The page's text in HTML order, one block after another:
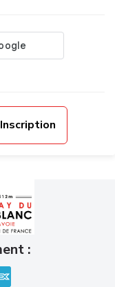
Inscription
: